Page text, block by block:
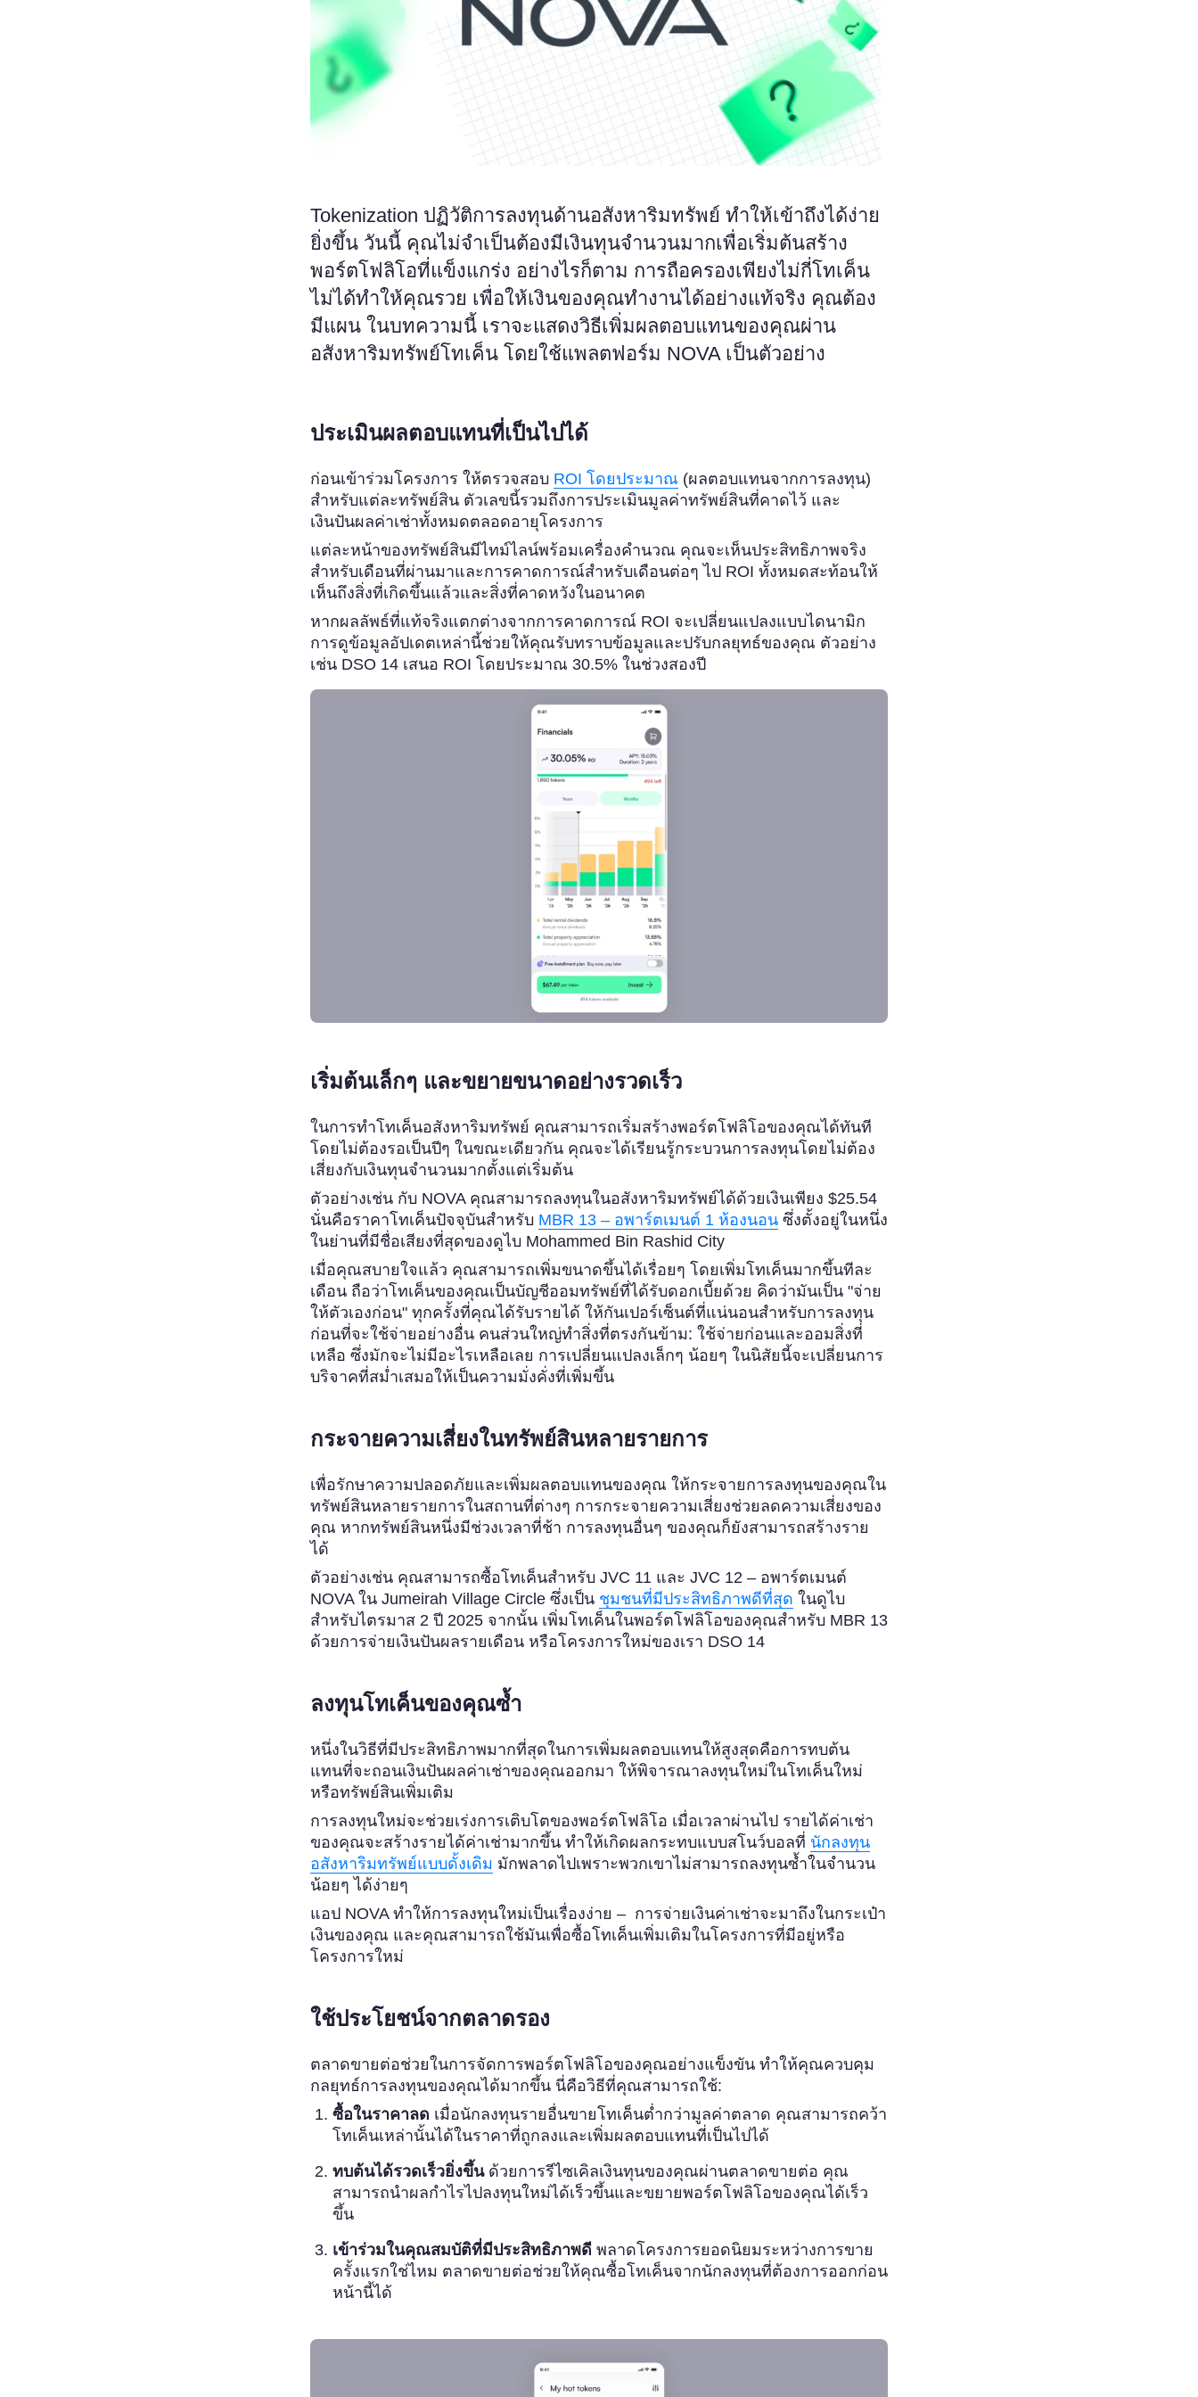
Tokenization ปฏิวัติการลงทุนด้านอสังหาริมทรัพย์ ทำให้เข้าถึงได้ง่าย
ยิ่งขึ้น วันนี้ คุณไม่จำเป็นต้องมีเงินทุนจำนวนมากเพื่อเริ่มต้นสร้าง
พอร์ตโฟลิโอที่แข็งแกร่ง อย่างไรก็ตาม การถือครองเพียงไม่กี่โทเค็น
ไม่ได้ทำให้คุณรวย เพื่อให้เงินของคุณทำงานได้อย่างแท้จริง คุณต้อง
มีแผน ในบทความนี้ เราจะแสดงวิธีเพิ่มผลตอบแทนของคุณผ่าน
อสังหาริมทรัพย์โทเค็น โดยใช้แพลตฟอร์ม NOVA เป็นตัวอย่าง
ประเมินผลตอบแทนที่เป็นไปได้
ก่อนเข้าร่วมโครงการ ให้ตรวจสอบ ROI โดยประมาณ (ผลตอบแทนจากการลงทุน)
สำหรับแต่ละทรัพย์สิน ตัวเลขนี้รวมถึงการประเมินมูลค่าทรัพย์สินที่คาดไว้ และ
เงินปันผลค่าเช่าทั้งหมดตลอดอายุโครงการ
แต่ละหน้าของทรัพย์สินมีไทม์ไลน์พร้อมเครื่องคำนวณ คุณจะเห็นประสิทธิภาพจริง
สำหรับเดือนที่ผ่านมาและการคาดการณ์สำหรับเดือนต่อๆ ไป ROI ทั้งหมดสะท้อนให้
เห็นถึงสิ่งที่เกิดขึ้นแล้วและสิ่งที่คาดหวังในอนาคต
หากผลลัพธ์ที่แท้จริงแตกต่างจากการคาดการณ์ ROI จะเปลี่ยนแปลงแบบไดนามิก
การดูข้อมูลอัปเดตเหล่านี้ช่วยให้คุณรับทราบข้อมูลและปรับกลยุทธ์ของคุณ ตัวอย่าง
เช่น DSO 14 เสนอ ROI โดยประมาณ 30.5% ในช่วงสองปี
เริ่มต้นเล็กๆ และขยายขนาดอย่างรวดเร็ว
ในการทำโทเค็นอสังหาริมทรัพย์ คุณสามารถเริ่มสร้างพอร์ตโฟลิโอของคุณได้ทันที
โดยไม่ต้องรอเป็นปีๆ ในขณะเดียวกัน คุณจะได้เรียนรู้กระบวนการลงทุนโดยไม่ต้อง
เสี่ยงกับเงินทุนจำนวนมากตั้งแต่เริ่มต้น
ตัวอย่างเช่น กับ NOVA คุณสามารถลงทุนในอสังหาริมทรัพย์ได้ด้วยเงินเพียง $25.54
นั่นคือราคาโทเค็นปัจจุบันสำหรับ MBR 13 – อพาร์ตเมนต์ 1 ห้องนอน ซึ่งตั้งอยู่ในหนึ่ง
ในย่านที่มีชื่อเสียงที่สุดของดูไบ Mohammed Bin Rashid City
เมื่อคุณสบายใจแล้ว คุณสามารถเพิ่มขนาดขึ้นได้เรื่อยๆ โดยเพิ่มโทเค็นมากขึ้นทีละ
เดือน ถือว่าโทเค็นของคุณเป็นบัญชีออมทรัพย์ที่ได้รับดอกเบี้ยด้วย คิดว่ามันเป็น "จ่าย
ให้ตัวเองก่อน" ทุกครั้งที่คุณได้รับรายได้ ให้กันเปอร์เซ็นต์ที่แน่นอนสำหรับการลงทุน
ก่อนที่จะใช้จ่ายอย่างอื่น คนส่วนใหญ่ทำสิ่งที่ตรงกันข้าม: ใช้จ่ายก่อนและออมสิ่งที่
เหลือ ซึ่งมักจะไม่มีอะไรเหลือเลย การเปลี่ยนแปลงเล็กๆ น้อยๆ ในนิสัยนี้จะเปลี่ยนการ
บริจาคที่สม่ำเสมอให้เป็นความมั่งคั่งที่เพิ่มขึ้น
กระจายความเสี่ยงในทรัพย์สินหลายรายการ
เพื่อรักษาความปลอดภัยและเพิ่มผลตอบแทนของคุณ ให้กระจายการลงทุนของคุณใน
ทรัพย์สินหลายรายการในสถานที่ต่างๆ การกระจายความเสี่ยงช่วยลดความเสี่ยงของ
คุณ หากทรัพย์สินหนึ่งมีช่วงเวลาที่ช้า การลงทุนอื่นๆ ของคุณก็ยังสามารถสร้างราย
ได้
ตัวอย่างเช่น คุณสามารถซื้อโทเค็นสำหรับ JVC 11 และ JVC 12 – อพาร์ตเมนต์
NOVA ใน Jumeirah Village Circle ซึ่งเป็น ชุมชนที่มีประสิทธิภาพดีที่สุด ในดูไบ
สำหรับไตรมาส 2 ปี 2025 จากนั้น เพิ่มโทเค็นในพอร์ตโฟลิโอของคุณสำหรับ MBR 13
ด้วยการจ่ายเงินปันผลรายเดือน หรือโครงการใหม่ของเรา DSO 14
ลงทุนโทเค็นของคุณซ้ำ
หนึ่งในวิธีที่มีประสิทธิภาพมากที่สุดในการเพิ่มผลตอบแทนให้สูงสุดคือการทบต้น
แทนที่จะถอนเงินปันผลค่าเช่าของคุณออกมา ให้พิจารณาลงทุนใหม่ในโทเค็นใหม่
หรือทรัพย์สินเพิ่มเติม
การลงทุนใหม่จะช่วยเร่งการเติบโตของพอร์ตโฟลิโอ เมื่อเวลาผ่านไป รายได้ค่าเช่า
ของคุณจะสร้างรายได้ค่าเช่ามากขึ้น ทำให้เกิดผลกระทบแบบสโนว์บอลที่ นักลงทุน
อสังหาริมทรัพย์แบบดั้งเดิม มักพลาดไปเพราะพวกเขาไม่สามารถลงทุนซ้ำในจำนวน
น้อยๆ ได้ง่ายๆ
แอป NOVA ทำให้การลงทุนใหม่เป็นเรื่องง่าย – การจ่ายเงินค่าเช่าจะมาถึงในกระเป๋า
เงินของคุณ และคุณสามารถใช้มันเพื่อซื้อโทเค็นเพิ่มเติมในโครงการที่มีอยู่หรือ
โครงการใหม่
ใช้ประโยชน์จากตลาดรอง
ตลาดขายต่อช่วยในการจัดการพอร์ตโฟลิโอของคุณอย่างแข็งขัน ทำให้คุณควบคุม
กลยุทธ์การลงทุนของคุณได้มากขึ้น นี่คือวิธีที่คุณสามารถใช้:
ซื้อในราคาลด เมื่อนักลงทุนรายอื่นขายโทเค็นต่ำกว่ามูลค่าตลาด คุณสามารถคว้า
โทเค็นเหล่านั้นได้ในราคาที่ถูกลงและเพิ่มผลตอบแทนที่เป็นไปได้
ทบต้นได้รวดเร็วยิ่งขึ้น ด้วยการรีไซเคิลเงินทุนของคุณผ่านตลาดขายต่อ คุณ
สามารถนำผลกำไรไปลงทุนใหม่ได้เร็วขึ้นและขยายพอร์ตโฟลิโอของคุณได้เร็ว
ขึ้น
เข้าร่วมในคุณสมบัติที่มีประสิทธิภาพดี พลาดโครงการยอดนิยมระหว่างการขาย
ครั้งแรกใช่ไหม ตลาดขายต่อช่วยให้คุณซื้อโทเค็นจากนักลงทุนที่ต้องการออกก่อน
หน้านี้ได้